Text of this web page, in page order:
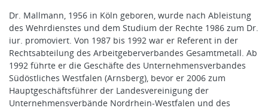
Dr. Mallmann, 1956 in Köln geboren, wurde nach Ableistung
des Wehrdienstes und dem Studium der Rechte 1986 zum Dr.
iur. promoviert. Von 1987 bis 1992 war er Referent in der
Rechtsabteilung des Arbeitgeberverbandes Gesamtmetall. Ab
1992 führte er die Geschäfte des Unternehmensverbandes
Südöstliches Westfalen (Arnsberg), bevor er 2006 zum
Hauptgeschäftsführer der Landesvereinigung der
Unternehmensverbände Nordrhein-Westfalen und des